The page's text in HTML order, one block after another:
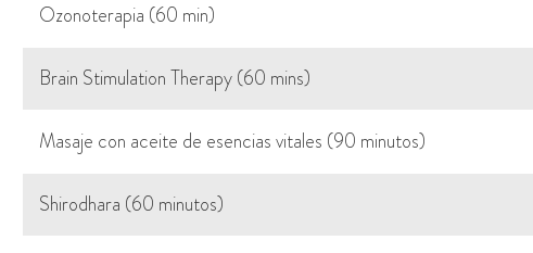
Ozonoterapia (60 min)
Brain Stimulation Therapy (60 mins)
Masaje con aceite de esencias vitales (90 minutos)
Shirodhara (60 minutos)